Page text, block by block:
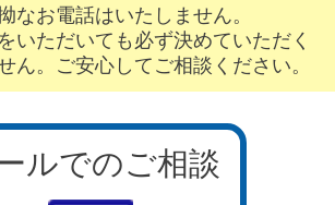
なお電話はいたしません。
いただいても必ず決めていただく
ん。ご安心してご相談ください。
ルでのご相談